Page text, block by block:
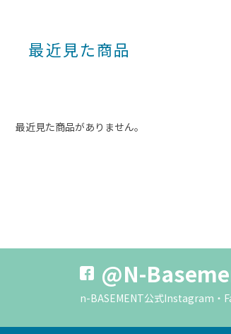
最近見た商品
最近見た商品がありません。
@N-
n-BASEMENT公式Instagram・